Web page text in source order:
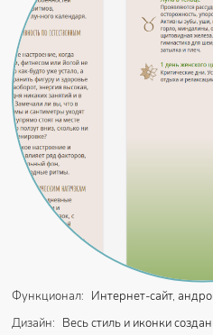
Функционал: Интернет-сайт,
Дизайн: Весь стиль и иконки